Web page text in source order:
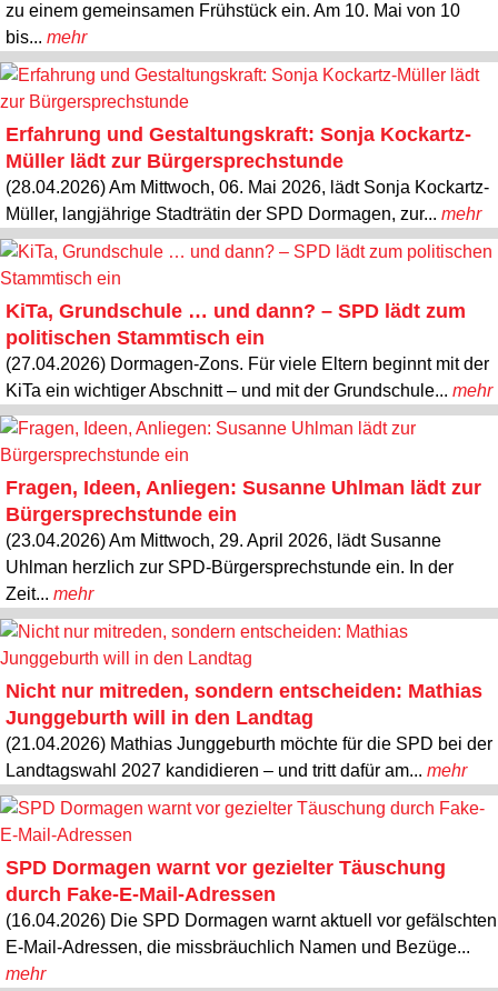
zu einem gemeinsamen Frühstück ein. Am 10. Mai von 10
bis... mehr
Erfahrung und Gestaltungskraft: Sonja Kockartz-
Müller lädt zur Bürgersprechstunde
(28.04.2026) Am Mittwoch, 06. Mai 2026, lädt Sonja Kockartz-
Müller, langjährige Stadträtin der SPD Dormagen, zur... mehr
KiTa, Grundschule … und dann? – SPD lädt zum
politischen Stammtisch ein
(27.04.2026) Dormagen-Zons. Für viele Eltern beginnt mit der
KiTa ein wichtiger Abschnitt – und mit der Grundschule... mehr
Fragen, Ideen, Anliegen: Susanne Uhlman lädt zur
Bürgersprechstunde ein
(23.04.2026) Am Mittwoch, 29. April 2026, lädt Susanne
Uhlman herzlich zur SPD-Bürgersprechstunde ein. In der
Zeit... mehr
Nicht nur mitreden, sondern entscheiden: Mathias
Junggeburth will in den Landtag
(21.04.2026) Mathias Junggeburth möchte für die SPD bei der
Landtagswahl 2027 kandidieren – und tritt dafür am... mehr
SPD Dormagen warnt vor gezielter Täuschung
durch Fake-E-Mail-Adressen
(16.04.2026) Die SPD Dormagen warnt aktuell vor gefälschten
E-Mail-Adressen, die missbräuchlich Namen und Bezüge...
mehr